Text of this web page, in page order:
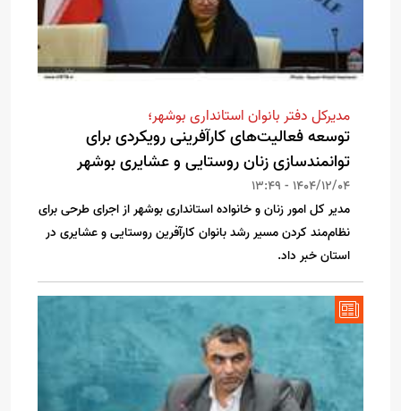
مدیرکل دفتر بانوان استانداری بوشهر؛
توسعه فعالیت‌های کارآفرینی رویکردی برای
توانمندسازی زنان روستایی و عشایری بوشهر
1404/12/04 - 13:49
مدیر کل امور زنان و خانواده استانداری بوشهر از اجرای طرحی برای
نظام‌مند کردن مسیر رشد بانوان کارآفرین روستایی و عشایری در
استان خبر داد.